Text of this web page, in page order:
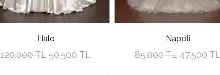
Halo
120.000 TL 50.500 TL
Napoli
85.000 TL47.500 TL